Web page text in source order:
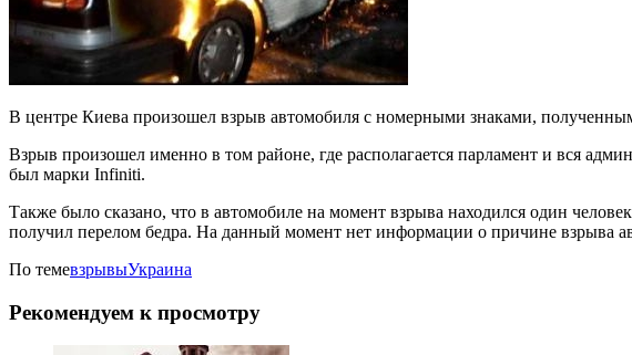
В центре Киева произошел взрыв автомобиля с номерными знаками,
Взрыв произошел именно в том районе, где располагается парламент и вся
был марки Infiniti.
Также было сказано, что в автомобиле на момент взрыва находился один
получил перелом бедра. На данный момент нет информации о причине взрыва
По темевзрывыУкраина
Рекомендуем к просмотру